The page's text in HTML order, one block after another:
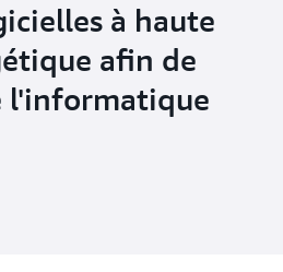
à haute
afin de
l'informatique